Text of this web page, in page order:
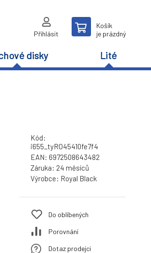
Přihlásit
Košík
je prázdný
disky Lité
Kód:
i655_tyRO45410fe7f4
EAN: 6972508643482
Záruka: 24 měsíců
Výrobce: Royal Black
Do oblíbených
Porovnání
Dotaz prodejci